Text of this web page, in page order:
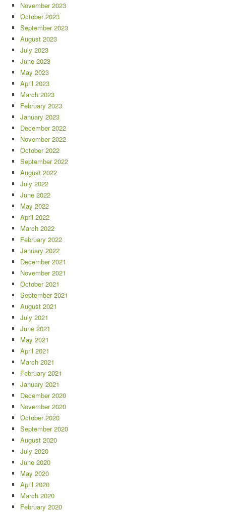
November 2023
October 2023
September 2023
August 2023
July 2023
June 2023
May 2023
April 2023
March 2023
February 2023
January 2023
December 2022
November 2022
October 2022
September 2022
August 2022
July 2022
June 2022
May 2022
April 2022
March 2022
February 2022
January 2022
December 2021
November 2021
October 2021
September 2021
August 2021
July 2021
June 2021
May 2021
April 2021
March 2021
February 2021
January 2021
December 2020
November 2020
October 2020
September 2020
August 2020
July 2020
June 2020
May 2020
April 2020
March 2020
February 2020